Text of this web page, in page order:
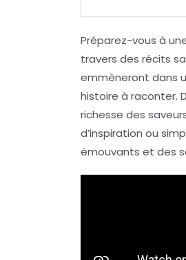
Préparez-vous à
travers des récits
emmèneront dans
histoire à raconter.
richesse des
d’inspiration ou
émouvants et des